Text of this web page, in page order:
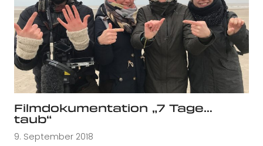
Filmdokumentation „7 Tage…
taub“
9. September 2018